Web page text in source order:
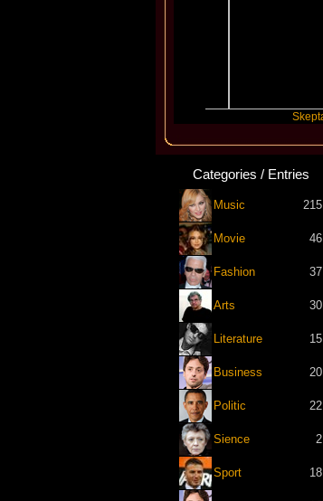
Categories / Entries
Music 215
Movie 46
Fashion 37
Arts 30
Literature 15
Business 20
Politic 22
Sience 2
Sport 18